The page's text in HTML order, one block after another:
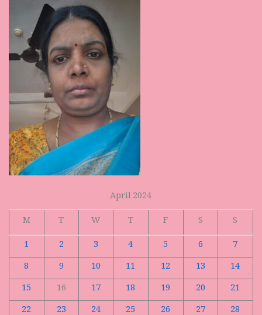
April 2024
M
T W T F S
S
1
2 3 4 5 6
7
8
9 10 11 12 13
14
15
16 17 18 19 20
21
22
23 24 25 26 27
28